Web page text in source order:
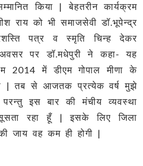
किया | बेहतरीन कार्यक्रम
राय को भी समाजसेवी डॉ.भूपेन्द्र
पत्र व स्मृति चिन्ह देकर
पर डॉ.मधेपुरी ने कहा- यह
2014 में डीएम गोपाल मीणा के
| तब से आजतक प्रत्येक वर्ष मुझे
इस बार की मंचीय व्यवस्था
रहा हूँ | इसके लिए जिला
जाय वह कम ही होगी |